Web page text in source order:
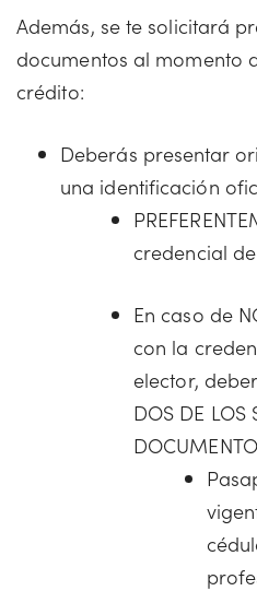
Además, se te solicitará
documentos al momento
crédito:
Deberás presentar
una identificación
credencial
En caso de
con la
elector,
DOS DE LOS